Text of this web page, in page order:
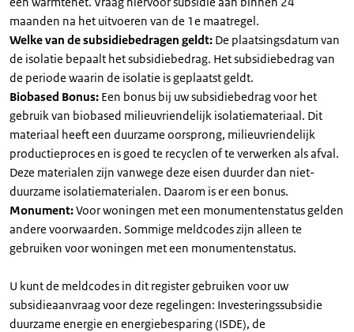
maanden na het uitvoeren van de 1e maatregel.
Welke van de subsidiebedragen geldt: De plaatsingsdatum van
de isolatie bepaalt het subsidiebedrag. Het subsidiebedrag van
de periode waarin de isolatie is geplaatst geldt.
Biobased Bonus: Een bonus bij uw subsidiebedrag voor het
gebruik van biobased milieuvriendelijk isolatiemateriaal. Dit
materiaal heeft een duurzame oorsprong, milieuvriendelijk
productieproces en is goed te recyclen of te verwerken als afval.
Deze materialen zijn vanwege deze eisen duurder dan niet-
duurzame isolatiematerialen. Daarom is er een bonus.
Monument:Voor woningen met een monumentenstatus gelden
andere voorwaarden. Sommige meldcodes zijn alleen te
gebruiken voor woningen met een monumentenstatus.
U kunt de meldcodes in dit register gebruiken voor uw
subsidieaanvraag voor deze regelingen: Investeringssubsidie
duurzame energie en energiebesparing (ISDE), de